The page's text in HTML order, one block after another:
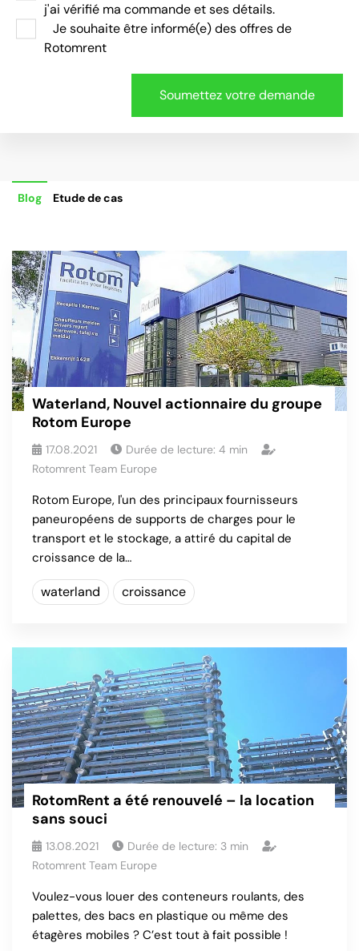
j'ai vérifié ma commande et ses détails.
Je souhaite être informé(e) des offres de
Rotomrent
Blog Etude de cas
Waterland, Nouvel actionnaire du groupe
Rotom Europe
17.08.2021 Durée de lecture: 4 min
Rotomrent Team Europe
Rotom Europe, l'un des principaux fournisseurs
paneuropéens de supports de charges pour le
transport et le stockage, a attiré du capital de
croissance de la…
waterland croissance
RotomRent a été renouvelé – la location
sans souci
13.08.2021 Durée de lecture: 3 min
Rotomrent Team Europe
Voulez-vous louer des conteneurs roulants, des
palettes, des bacs en plastique ou même des
étagères mobiles ? C’est tout à fait possible !